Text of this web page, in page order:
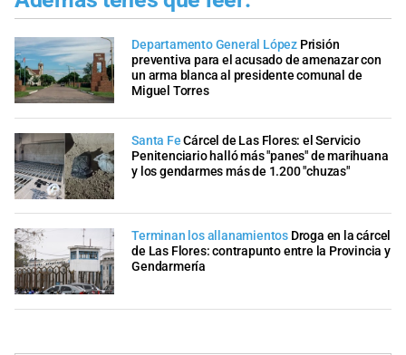
Departamento General López Prisión
preventiva para el acusado de amenazar con
un arma blanca al presidente comunal de
Miguel Torres
Santa Fe Cárcel de Las Flores: el Servicio
Penitenciario halló más "panes" de marihuana
y los gendarmes más de 1.200 "chuzas"
Terminan los allanamientos Droga en la cárcel
de Las Flores: contrapunto entre la Provincia y
Gendarmería